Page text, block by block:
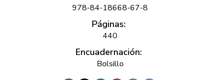
978-84-18668-67-8
Páginas:
440
Encuadernación:
Bolsillo